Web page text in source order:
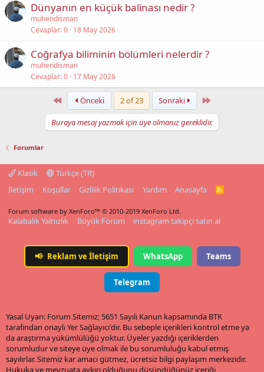
Dünyanın en küçük balinası nedir ?
muhendisman
Cevaplar 0 18 May 2026
Coğrafya biliminin bölümleri nelerdir ?
muhendisman
Cevaplar 0 17 May 2026
First Önceki 2 of 23 Sonraki Last
Buraya mesaj yazmak için üye olmanız gereklidir.
Forumlar
Klasik
Türkçe (TR)
İletişim
Koşullar Gizlilik Politikası Yardım Anasayfa
R
Forum software by XenForo™ © 2010-2019 XenForo Ltd.
Kalabalık Yalnızlık Büyük Forum instagram takipçi satın al
📢 Reklam ve İletişim WhatsApp Teams
Telegram
Yasal Uyarı: Forum Sitemiz; 5651 Sayılı Kanun kapsamında BTK
tarafından onaylı Yer Sağlayıcı'dır. Bu sebeple içerikleri kontrol etme ya
da araştırma yükümlülüğü yoktur. Üyeler yazdığı içeriklerden
sorumludur ve siteye üye olmak ile bu sorumluluğu kabul etmiş
sayılırlar. Sitemiz kar amacı gütmez, ücretsiz bilgi paylaşım merkezidir.
Hukuka ve mevzuata aykırı olduğunu düşündüğünüz içeriği